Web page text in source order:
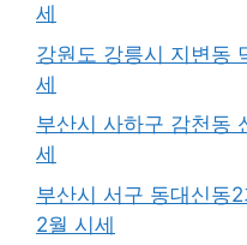
세
강원도 강릉시 지변동
세
부산시 사하구 감천동
세
부산시 서구 동대신동
2월 시세